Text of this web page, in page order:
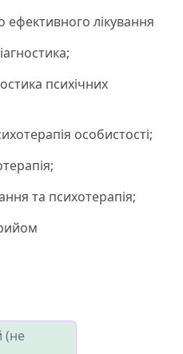
ефективного лікування
психічних
особистості;
та психотерапія;